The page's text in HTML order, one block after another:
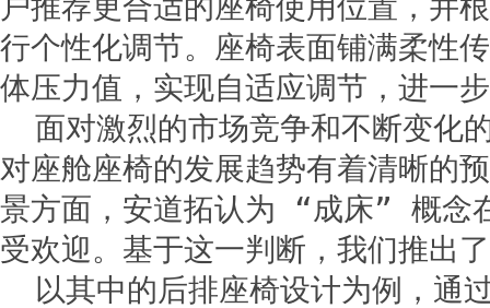
行个性化调节。座椅表面铺满柔性
体压力值，实现自适应调节，进一
面对激烈的市场竞争和不断变化
对座舱座椅的发展趋势有着清晰的
景方面，安道拓认为 “成床” 概念
受欢迎。基于这一判断，我们推出
以其中的后排座椅设计为例，通